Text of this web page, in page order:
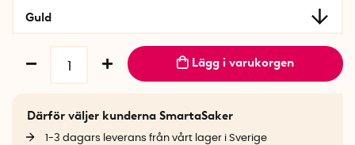
Guld
Lägg i varukorgen
Därför väljer kunderna SmartaSaker
1-3 dagars leverans från vårt lager i Sverige